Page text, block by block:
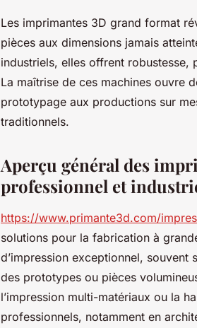
Les imprimantes 3D grand format
pièces aux dimensions jamais
industriels, elles offrent
La maîtrise de ces machines ouvre
prototypage aux productions sur
traditionnels.
Aperçu général des
professionnel et
https://www.primante3d.com/
solutions pour la fabrication à
d’impression exceptionnel,
des prototypes ou pièces
l’impression multi-matériaux ou la
professionnels, notamment en